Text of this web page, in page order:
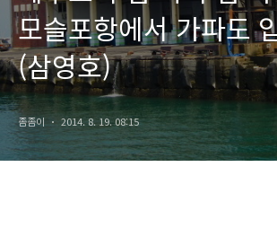
모슬포항에서 가파도
(삼영호)
좀좀이 2014. 8. 19. 08:15